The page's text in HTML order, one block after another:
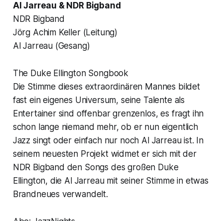
Al Jarreau & NDR Bigband
NDR Bigband
Jörg Achim Keller (Leitung)
Al Jarreau (Gesang)
The Duke Ellington Songbook
Die Stimme dieses extraordinären Mannes bildet
fast ein eigenes Universum, seine Talente als
Entertainer sind offenbar grenzenlos, es fragt ihn
schon lange niemand mehr, ob er nun eigentlich
Jazz singt oder einfach nur noch Al Jarreau ist. In
seinem neuesten Projekt widmet er sich mit der
NDR Bigband den Songs des großen Duke
Ellington, die Al Jarreau mit seiner Stimme in etwas
Brandneues verwandelt.